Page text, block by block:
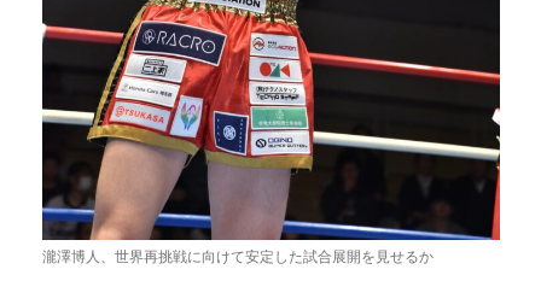
瀧澤博人、世界再挑戦に向けて安定した試合展開を見せるか